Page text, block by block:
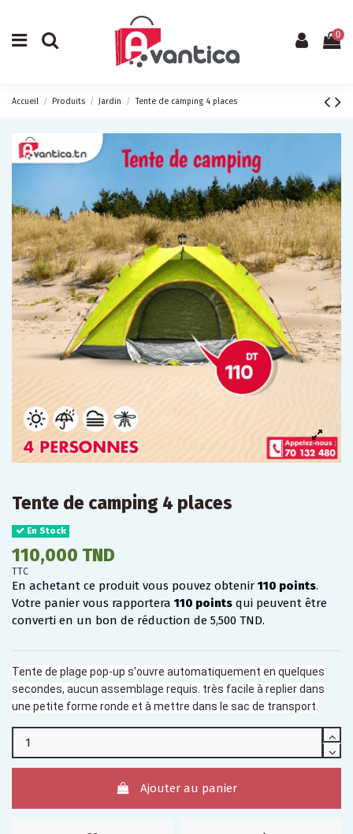
0
Accueil Produits Jardin Tente de camping 4 places
Tente de camping 4 places
En Stock
110,000 TND
TTC
En achetant ce produit vous pouvez obtenir 110 points.
Votre panier vous rapportera 110 points qui peuvent être
converti en un bon de réduction de 5,500 TND.
Tente de plage pop-up s'ouvre automatiquement en quelques
secondes, aucun assemblage requis. très facile à replier dans
une petite forme ronde et à mettre dans le sac de transport.
Ajouter au panier